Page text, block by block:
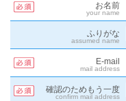
お名前
your name
ふりがな
assumed name
E-mail
mail address
確認のためもう一度
confirm mail address